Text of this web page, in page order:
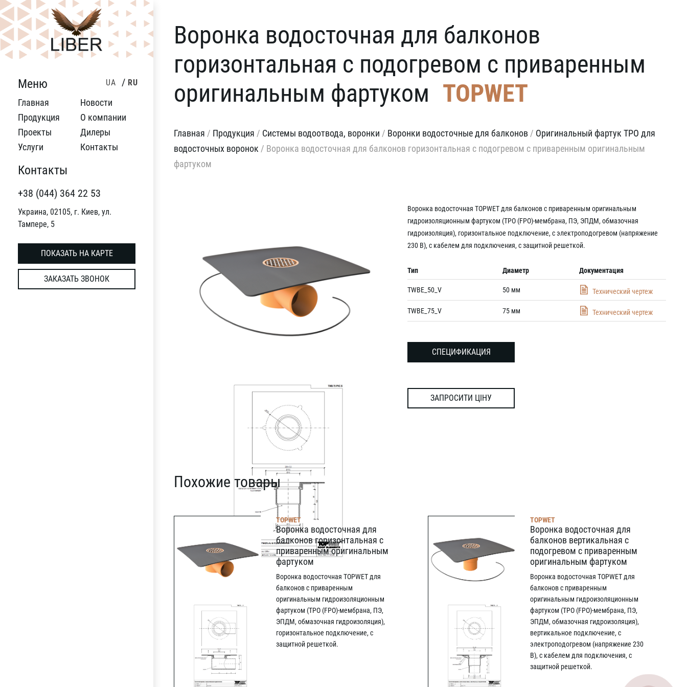
UA RU
Меню
Главная
Продукция
Проекты
Услуги
Новости
О компании
Дилеры
Контакты
Контакты
+38 (044) 364 22 53
Украина, 02105, г. Киев, ул.
Тампере, 5
ПОКАЗАТЬ НА КАРТЕ
ЗАКАЗАТЬ ЗВОНОК
Воронка водосточная для балконов
горизонтальная с подогревом с приваренным
оригинальным фартуком TOPWET
Главная / Продукция / Системы водоотвода, воронки / Воронки водосточные для балконов / Оригинальный фартук TPO для
водосточных воронок / Воронка водосточная для балконов горизонтальная с подогревом с приваренным оригинальным
фартуком
Воронка водосточная TOPWET для балконов с приваренным оригинальным
гидроизоляционным фартуком (TPO (FPO)-мембрана, ПЭ, ЭПДМ, oбмазочная
гидроизоляция), горизонтальное подключение, с электроподогревом (напряжение
230 В), с кабелем для подключения, с защитной решеткой.
Тип Диаметр Документация
TWBE_50_V 50 мм Технический чертеж
TWBE_75_V 75 мм Технический чертеж
СПЕЦИФИКАЦИЯ
ЗАПРОСИТИ ЦІНУ
Похожие товары
TOPWET
Воронка водосточная для
балконов горизонтальная с
приваренным оригинальным
фартуком
Воронка водосточная TOPWET для
балконов с приваренным
оригинальным гидроизоляционным
фартуком (TPO (FPO)-мембрана, ПЭ,
ЭПДМ, oбмазочная гидроизоляция),
горизонтальное подключение, с
защитной решеткой.
TOPWET
Воронка водосточная для
балконов вертикальная с
подогревом с приваренным
оригинальным фартуком
Воронка водосточная TOPWET для
балконов с приваренным
оригинальным гидроизоляционным
фартуком (TPO (FPO)-мембрана, ПЭ,
ЭПДМ, oбмазочная гидроизоляция),
вертикальное подключение, с
электроподогревом (напряжение 230
В), с кабелем для подключения, с
защитной решеткой.